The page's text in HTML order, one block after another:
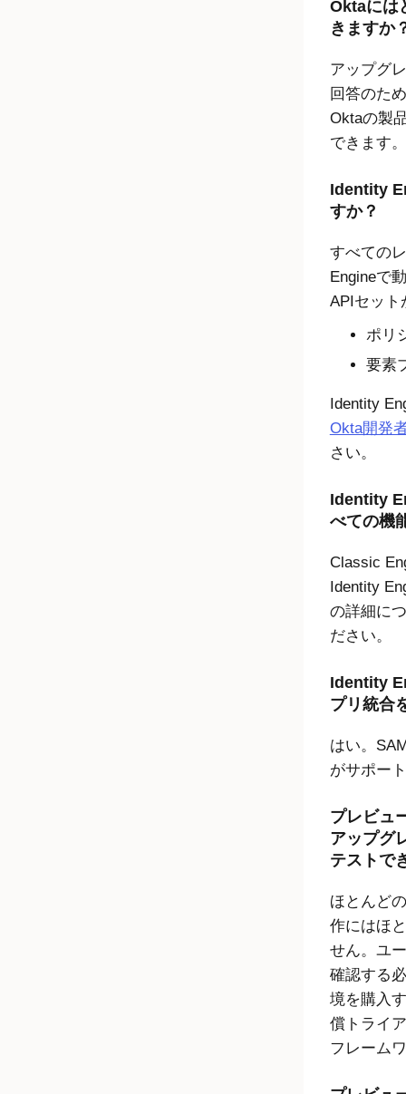
Oktaには
きますか
アップグ
回答のた
Oktaの製
できます。
Identity
すか？
すべての
Engineで
APIセット
ポリ
要素
Identity
Okta開発
さい。
Identity
べての機
Classic
Identity
の詳細に
ださい。
Identity
プリ統合
はい。
がサポー
プレビュ
アップグ
テストで
ほとんど
作にはほ
せん。ユ
確認する
境を購入
償トライ
フレーム